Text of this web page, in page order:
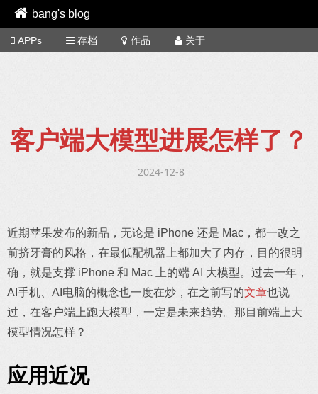
bang's blog
APPs 存档 作品 关于
客户端大模型进展怎样了？
2024-12-8
近期苹果发布的新品，无论是 iPhone 还是 Mac，都一改之
前挤牙膏的风格，在最低配机器上都加大了内存，目的很明
确，就是支撑 iPhone 和 Mac 上的端 AI 大模型。过去一年，
AI手机、AI电脑的概念也一度在炒，在之前写的文章也说
过，在客户端上跑大模型，一定是未来趋势。那目前端上大
模型情况怎样？
应用近况